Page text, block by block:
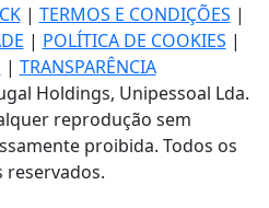
| TERMOS E CONDIÇÕES |
| POLÍTICA DE COOKIES |
| TRANSPARÊNCIA
Holdings, Unipessoal Lda.
reprodução sem
proibida. Todos os
reservados.